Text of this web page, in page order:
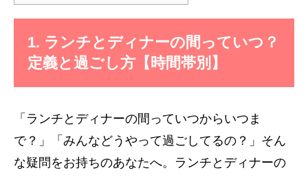
1. ランチとディナーの間っていつ？
定義と過ごし方【時間帯別】
「ランチとディナーの間っていつからいつま
で？」「みんなどうやって過ごしてるの？」そん
な疑問をお持ちのあなたへ。ランチとディナーの